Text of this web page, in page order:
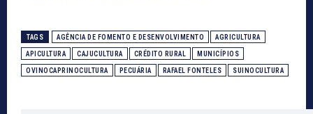
TAGS AGÊNCIA DE FOMENTO E DESENVOLVIMENTO AGRICULTURA
APICULTURA CAJUCULTURA CRÉDITO RURAL MUNICÍPIOS
OVINOCAPRINOCULTURA PECUÁRIA RAFAEL FONTELES SUINOCULTURA